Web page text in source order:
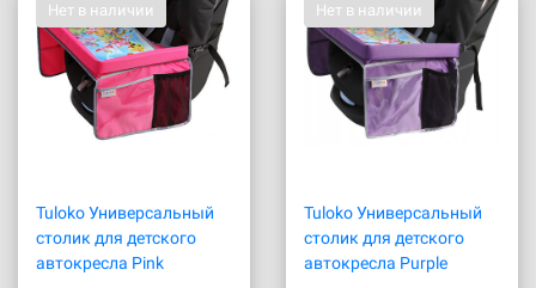
Нет в наличии
Tuloko Универсальный
столик для детского
автокресла Pink
Нет в наличии
Tuloko Универсальный
столик для детского
автокресла Purple